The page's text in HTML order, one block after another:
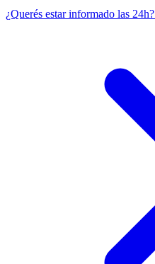
¿Querés estar informado las 24h?